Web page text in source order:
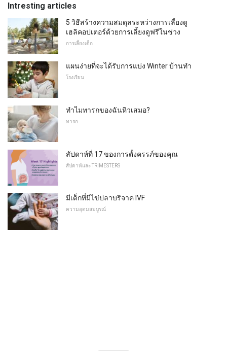
Intresting articles
5 วิธีสร้างความสมดุลระหว่างการเลี้ยงดู
เฮลิคอปเตอร์ด้วยการเลี้ยงดูฟรีในช่วง
การเลี้ยงเด็ก
แผนง่ายที่จะได้รับการแบ่ง Winter บ้านทำ
โรงเรียน
ทำไมทารกของฉันหิวเสมอ?
ทารก
สัปดาห์ที่ 17 ของการตั้งครรภ์ของคุณ
สัปดาห์และ TRIMESTERS
มีเด็กที่มีไข่ปลาบริจาค IVF
ความอุดมสมบูรณ์